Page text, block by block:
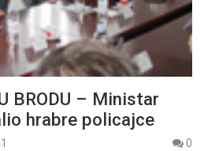
BRODU – Ministar
hrabre policajce
0